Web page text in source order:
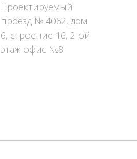
Проектируемый
проезд № 4062, дом
6, строение 16, 2-ой
этаж офис №8